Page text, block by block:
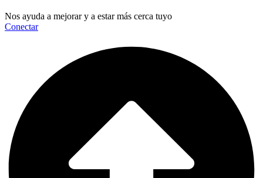
Nos ayuda a mejorar y a estar más cerca tuyo
Conectar